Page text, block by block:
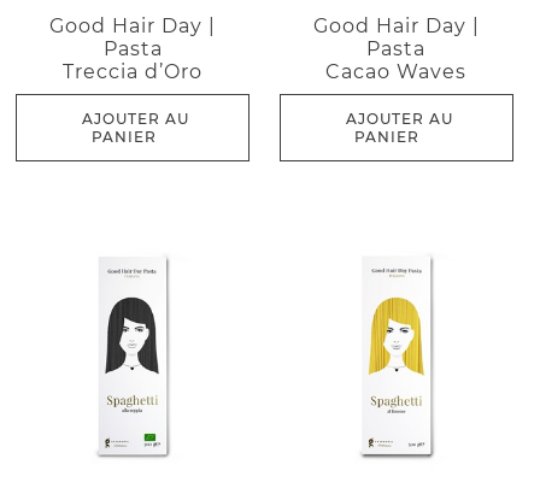
Good Hair Day |
Pasta
Treccia d’Oro
AJOUTER AU
PANIER
Good Hair Day |
Pasta
Cacao Waves
AJOUTER AU
PANIER